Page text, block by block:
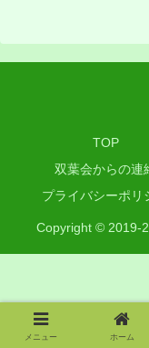
TOP
双葉会からの連
プライバシーポリ
Copyright © 2019-
メニュー ホーム